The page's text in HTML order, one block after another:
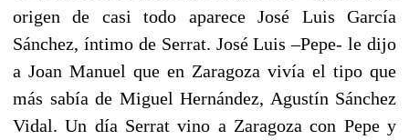
origen de casi todo aparece José Luis García
Sánchez, íntimo de Serrat. José Luis –Pepe- le dijo
a Joan Manuel que en Zaragoza vivía el tipo que
más sabía de Miguel Hernández, Agustín Sánchez
Vidal. Un día Serrat vino a Zaragoza con Pepe y